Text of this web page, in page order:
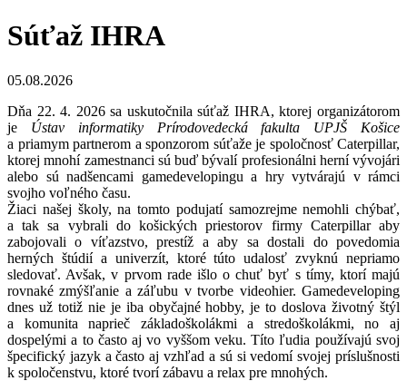
Súťaž IHRA
05.08.2026
Dňa 22. 4. 2026 sa uskutočnila súťaž IHRA, ktorej organizátorom
je Ústav informatiky Prírodovedecká fakulta UPJŠ Košice
a priamym partnerom a sponzorom súťaže je spoločnosť Caterpillar,
ktorej mnohí zamestnanci sú buď bývalí profesionálni herní vývojári
alebo sú nadšencami gamedevelopingu a hry vytvárajú v rámci
svojho voľného času.
Žiaci našej školy, na tomto podujatí samozrejme nemohli chýbať,
a tak sa vybrali do košických priestorov firmy Caterpillar aby
zabojovali o víťazstvo, prestíž a aby sa dostali do povedomia
herných štúdií a univerzít, ktoré túto udalosť zvyknú nepriamo
sledovať. Avšak, v prvom rade išlo o chuť byť s tímy, ktorí majú
rovnaké zmýšľanie a záľubu v tvorbe videohier. Gamedeveloping
dnes už totiž nie je iba obyčajné hobby, je to doslova životný štýl
a komunita naprieč základoškolákmi a stredoškolákmi, no aj
dospelými a to často aj vo vyššom veku. Títo ľudia používajú svoj
špecifický jazyk a často aj vzhľad a sú si vedomí svojej príslušnosti
k spoločenstvu, ktoré tvorí zábavu a relax pre mnohých.